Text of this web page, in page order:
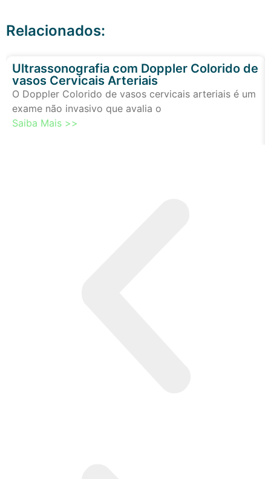
Relacionados:
Ultrassonografia com Doppler Colorido de
vasos Cervicais Arteriais
O Doppler Colorido de vasos cervicais arteriais é um
exame não invasivo que avalia o
Saiba Mais >>